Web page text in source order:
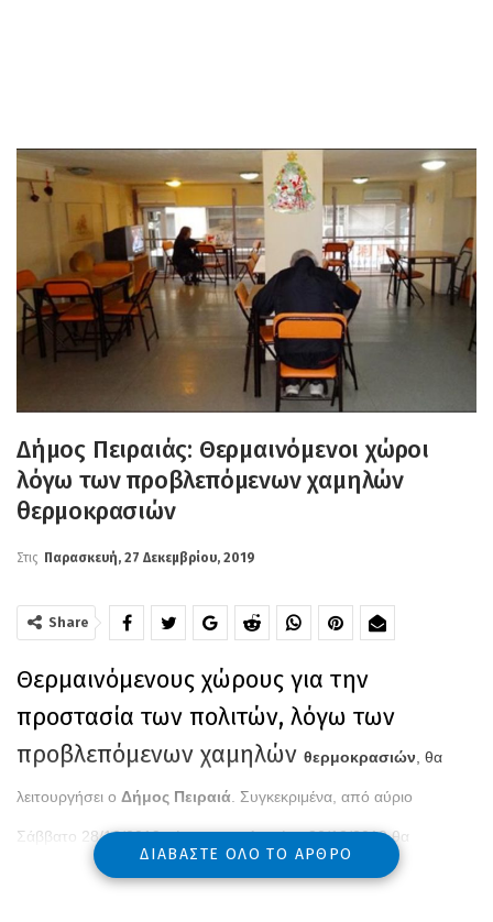
Δήμος Πειραιάς: Θερμαινόμενοι χώροι
λόγω των προβλεπόμενων χαμηλών
θερμοκρασιών
Στις Παρασκευή, 27 Δεκεμβρίου, 2019
Share
Θερμαινόμενους χώρους για την
προστασία των πολιτών, λόγω των
προβλεπόμενων χαμηλών θερμοκρασιών , θα
λειτουργήσει ο Δήμος Πειραιά . Συγκεκριμένα, από αύριο
Σάββατο 28/12/2019 μέχρι και τη Δευτέρα 30/12/2019 θα
λειτουργήσει το Β1 Κέντρο Αγάπης και Αλληλεγγύης Δήμου
ΔΙΑΒΆΣΤΕ ΌΛΟ ΤΟ ΆΡΘΡΟ